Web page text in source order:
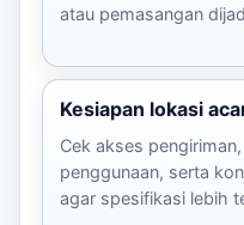
atau pemasangan
Kesiapan lokasi
Cek akses
penggunaan, serta
agar spesifikasi lebih